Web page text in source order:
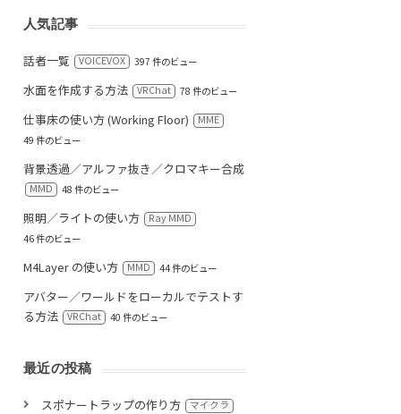
人気記事
話者一覧 VOICEVOX 397 件のビュー
水面を作成する方法 VRChat 78 件のビュー
仕事床の使い方 (Working Floor)
MME
49 件のビュー
背景透過／アルファ抜き／クロマキー合成
MMD 48 件のビュー
照明／ライトの使い方
Ray MMD
46 件のビュー
M4Layer の使い方 MMD 44 件のビュー
アバター／ワールドをローカルでテストす
る方法
VRChat 40 件のビュー
最近の投稿
スポナートラップの作り方 マイクラ